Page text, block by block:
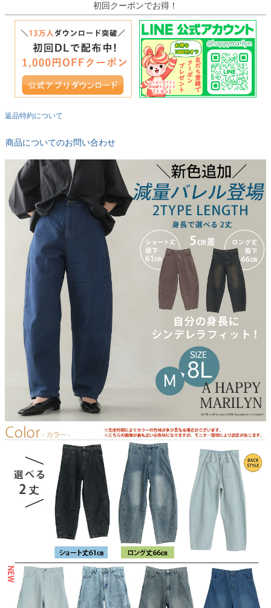
初回クーポンでお得！
返品特約について
商品についてのお問い合わせ